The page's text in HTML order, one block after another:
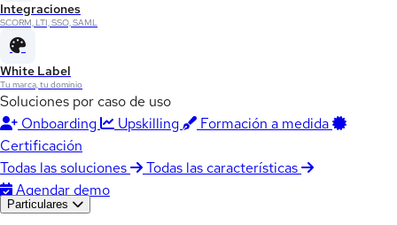
Integraciones
SCORM, LTI, SSO, SAML
White Label
Tu marca, tu dominio
Soluciones por caso de uso
Onboarding
Upskilling
Formación a medida
Certificación
Todas las soluciones
Todas las características
Agendar demo
Particulares